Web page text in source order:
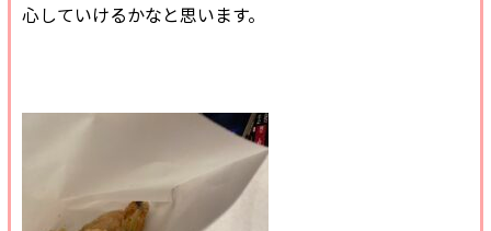
心していけるかなと思います。